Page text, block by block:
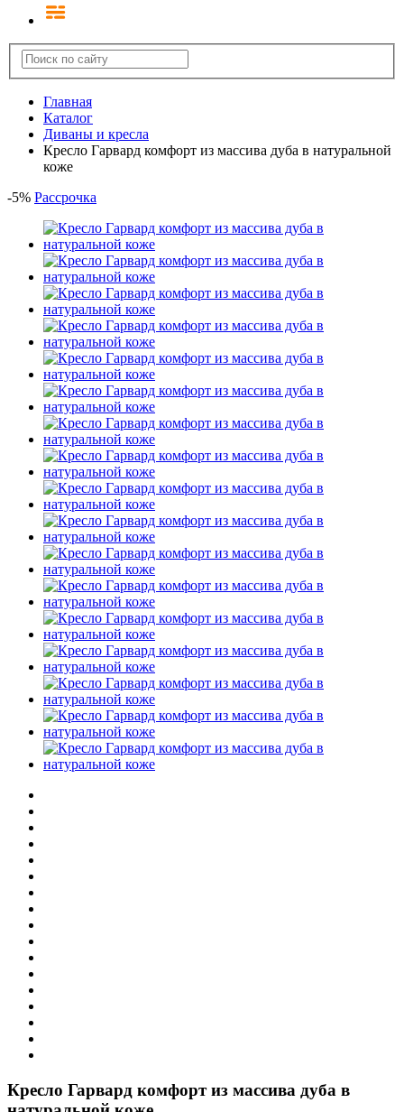
Главная
Каталог
Диваны и кресла
Кресло Гарвард комфорт из массива дуба в натуральной
коже
-5% Рассрочка
Кресло Гарвард комфорт из массива дуба в